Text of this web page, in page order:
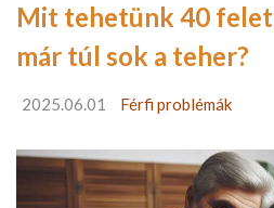
Mit tehetünk 40
már túl sok a teher?
2025.06.01 Férfi problémák